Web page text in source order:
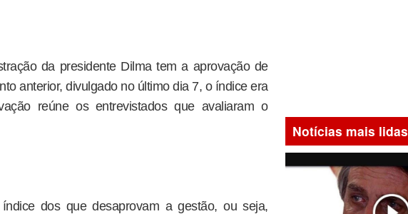
da presidente Dilma tem a aprovação de
anterior, divulgado no último dia 7, o índice era
reúne os entrevistados que avaliaram o
dos que desaprovam a gestão, ou seja,
Notícias mais lidas